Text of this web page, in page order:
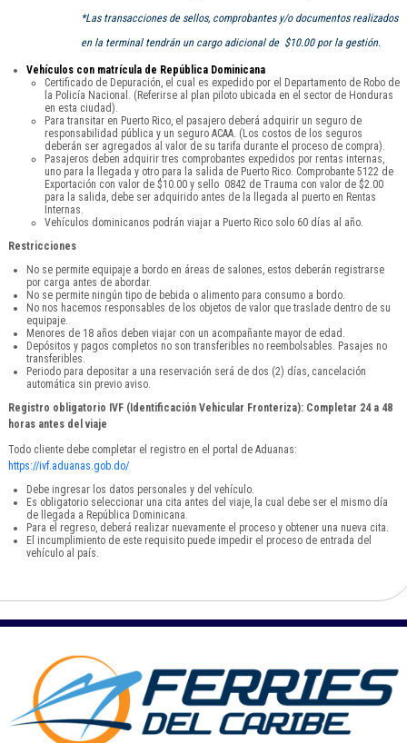
*Las transacciones de sellos, comprobantes y/o documentos realizados
en la terminal tendrán un cargo adicional de $10.00 por la gestión.
Vehículos con matrícula de República Dominicana
Certificado de Depuración, el cual es expedido por el Departamento de Robo de
la Policía Nacional. (Referirse al plan piloto ubicada en el sector de Honduras
en esta ciudad).
Para transitar en Puerto Rico, el pasajero deberá adquirir un seguro de
responsabilidad pública y un seguro ACAA. (Los costos de los seguros
deberán ser agregados al valor de su tarifa durante el proceso de compra).
Pasajeros deben adquirir tres comprobantes expedidos por rentas internas,
uno para la llegada y otro para la salida de Puerto Rico. Comprobante 5122 de
Exportación con valor de $10.00 y sello 0842 de Trauma con valor de $2.00
para la salida, debe ser adquirido antes de la llegada al puerto en Rentas
Internas.
Vehículos dominicanos podrán viajar a Puerto Rico solo 60 días al año.
Restricciones
No se permite equipaje a bordo en áreas de salones, estos deberán registrarse
por carga antes de abordar.
No se permite ningún tipo de bebida o alimento para consumo a bordo.
No nos hacemos responsables de los objetos de valor que traslade dentro de su
equipaje.
Menores de 18 años deben viajar con un acompañante mayor de edad.
Depósitos y pagos completos no son transferibles no reembolsables. Pasajes no
transferibles.
Periodo para depositar a una reservación será de dos (2) días, cancelación
automática sin previo aviso.
Registro obligatorio IVF (Identificación Vehicular Fronteriza): Completar 24 a 48
horas antes del viaje
Todo cliente debe completar el registro en el portal de Aduanas:
https://ivf.aduanas.gob.do/
Debe ingresar los datos personales y del vehículo.
Es obligatorio seleccionar una cita antes del viaje, la cual debe ser el mismo día
de llegada a República Dominicana.
Para el regreso, deberá realizar nuevamente el proceso y obtener una nueva cita.
El incumplimiento de este requisito puede impedir el proceso de entrada del
vehículo al país.